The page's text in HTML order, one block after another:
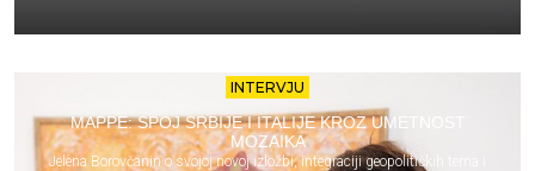
INTERVJU
MAPPE: SPOJ SRBIJE I ITALIJE KROZ UMETNOST
MOZAIKA
Jelena Borovčanin o svojoj novoj izložbi, integraciji geopolitičkih tema i